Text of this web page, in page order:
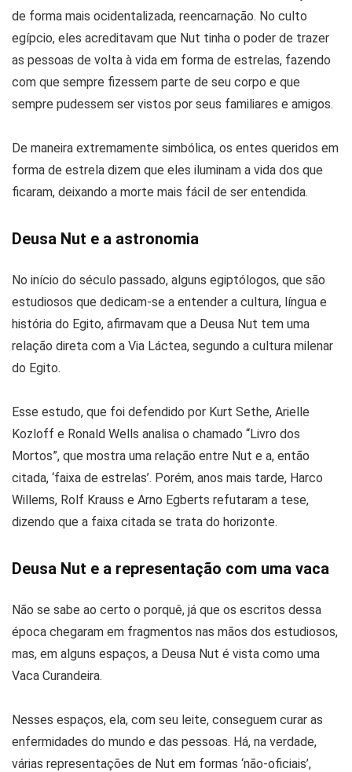
de forma mais ocidentalizada, reencarnação. No culto
egípcio, eles acreditavam que Nut tinha o poder de trazer
as pessoas de volta à vida em forma de estrelas, fazendo
com que sempre fizessem parte de seu corpo e que
sempre pudessem ser vistos por seus familiares e amigos.
De maneira extremamente simbólica, os entes queridos em
forma de estrela dizem que eles iluminam a vida dos que
ficaram, deixando a morte mais fácil de ser entendida.
Deusa Nut e a astronomia
No início do século passado, alguns egiptólogos, que são
estudiosos que dedicam-se a entender a cultura, língua e
história do Egito, afirmavam que a Deusa Nut tem uma
relação direta com a Via Láctea, segundo a cultura milenar
do Egito.
Esse estudo, que foi defendido por Kurt Sethe, Arielle
Kozloff e Ronald Wells analisa o chamado “Livro dos
Mortos”, que mostra uma relação entre Nut e a, então
citada, ‘faixa de estrelas’. Porém, anos mais tarde, Harco
Willems, Rolf Krauss e Arno Egberts refutaram a tese,
dizendo que a faixa citada se trata do horizonte.
Deusa Nut e a representação com uma vaca
Não se sabe ao certo o porquê, já que os escritos dessa
época chegaram em fragmentos nas mãos dos estudiosos,
mas, em alguns espaços, a Deusa Nut é vista como uma
Vaca Curandeira.
Nesses espaços, ela, com seu leite, conseguem curar as
enfermidades do mundo e das pessoas. Há, na verdade,
várias representações de Nut em formas ‘não-oficiais’,